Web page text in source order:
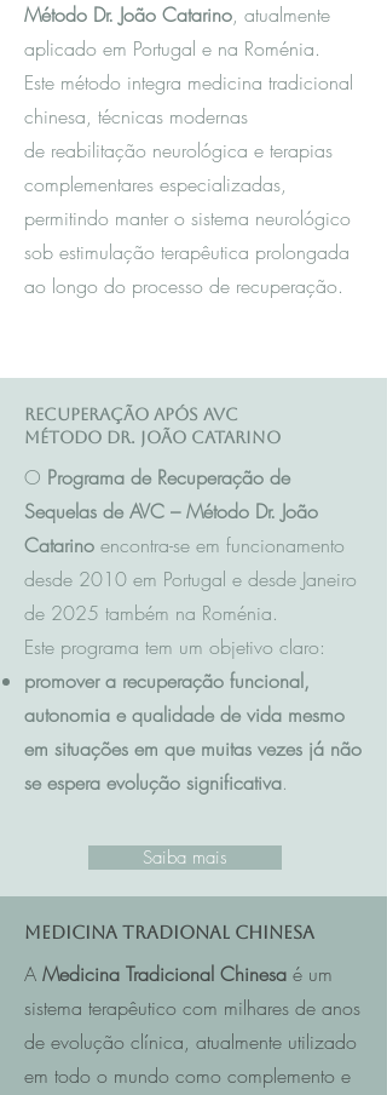
Método Dr. João Catarino, atualmente
aplicado em Portugal e na Roménia.
Este método integra medicina tradicional
chinesa, técnicas modernas
de reabilitação neurológica e terapias
complementares especializadas,
permitindo manter o sistema neurológico
sob estimulação terapêutica prolongada
ao longo do processo de recuperação.
Recuperação após AVC
Método Dr. João Catarino
O Programa de Recuperação de
Sequelas de AVC – Método Dr. João
Catarino encontra-se em funcionamento
desde 2010 em Portugal e desde Janeiro
de 2025 também na Roménia.
Este programa tem um objetivo claro:
promover a recuperação funcional,
autonomia e qualidade de vida mesmo
em situações em que muitas vezes já não
se espera evolução significativa.
Saiba mais
Medicina Tradional Chinesa
A Medicina Tradicional Chinesa é um
sistema terapêutico com milhares de anos
de evolução clínica, atualmente utilizado
em todo o mundo como complemento e